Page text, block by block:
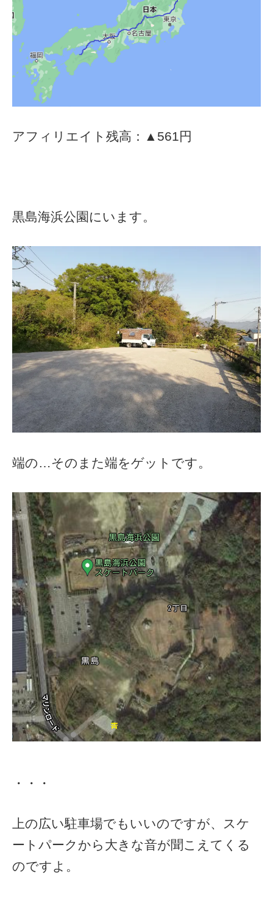
アフィリエイト残高：▲561円
黒島海浜公園にいます。
端の…そのまた端をゲットです。
・・・
上の広い駐車場でもいいのですが、スケ
ートパークから大きな音が聞こえてくる
のですよ。